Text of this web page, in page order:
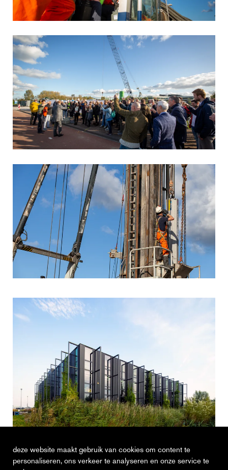
deze website maakt gebruik van cookies om content te
personaliseren, ons verkeer te analyseren en onze service te
delft